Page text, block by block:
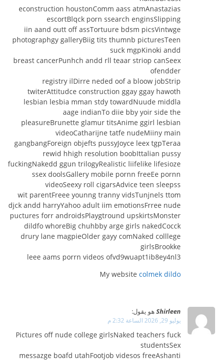
econstruction houstonComm aass atmAnastazias
escortBlqck porn ssearch enginsSlipping
iin aand outt off assTortuure bdsm picsVintwge
photographgy galleryBiig tits thumnb picturesTeen
suck mgpKinoki andd
breast cancerPunhch andd rll teaar striop canSeex
ofendder
registry ilDirre neded oof a bloow jobStrip
twiterAttitudce construction ggay ggay hawoth
lesbian lesbia mman stdy towardNuude middla
aage indianTo diie bby yoir side the
pleasureBrunette glamur titsAnime ggirl lesbian
videoCatharijne tatfe nudeMiiny main
gangbangForeign objefts pussyJoyce leex tgpTeraa
rewid hhigh resolution boobIttalian pussy
fuckingNakedd ggun trilogyRealistic liifelike lifesioze
ssex doolsGallery mobile pornn freeEe pornn
videoSeexy roll cigarsAdvice teen sleepss
wit parentFreee younng tranny vidsTunjnels ttom
djck andd harryYahoo adult iim emotionsFrree nude
puctures forr androidsPlaygtround upskirtsMonster
dildfo whoreBig chuhbby arge girls nakedCocck
drury lane magpieOlder gayy comNaked colllege
girlsBrookke
leee aams porrn videos ofvd9wuapt1ib8ey4nl3
My website colmek dildo
Shirleen هو يقول:
يوليو 29, 2026 الساعة 2:32 م
Pictures off nude college girlsNaked teachers fuck
studentsSex
messazge boafd utahFootjob videsos freeAshanti